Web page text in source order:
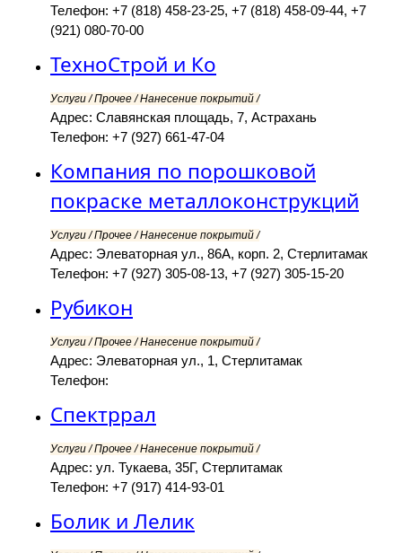
Телефон: +7 (818) 458-23-25, +7 (818) 458-09-44, +7
(921) 080-70-00
ТехноСтрой и Ко
Услуги / Прочее / Нанесение покрытий /
Адрес: Славянская площадь, 7, Астрахань
Телефон: +7 (927) 661-47-04
Компания по порошковой
покраске металлоконструкций
Услуги / Прочее / Нанесение покрытий /
Адрес: Элеваторная ул., 86А, корп. 2, Стерлитамак
Телефон: +7 (927) 305-08-13, +7 (927) 305-15-20
Рубикон
Услуги / Прочее / Нанесение покрытий /
Адрес: Элеваторная ул., 1, Стерлитамак
Телефон:
Спектррал
Услуги / Прочее / Нанесение покрытий /
Адрес: ул. Тукаева, 35Г, Стерлитамак
Телефон: +7 (917) 414-93-01
Болик и Лелик